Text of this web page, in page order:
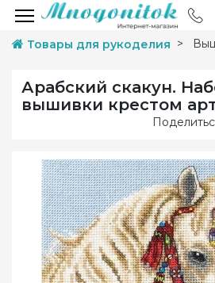
Товары для рукоделия
Арабский скакун.
вышивки крестом